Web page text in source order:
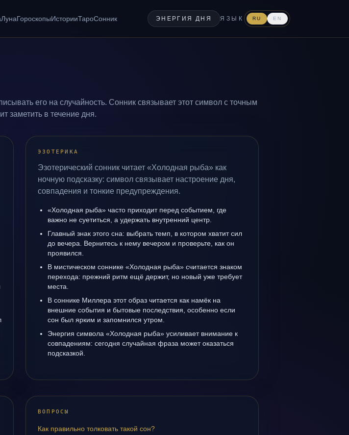
ЛунаГороскопыИсторииТароСонник ЭНЕРГИЯ ДНЯ ЯЗЫК RU EN
его на случайность. Сонник связывает этот символ с точным
заметить в течение дня.
ЭЗОТЕРИКА
Эзотерический сонник читает «Холодная рыба» как
ночную подсказку: символ связывает настроение дня,
совпадения и тонкие предупреждения.
«Холодная рыба» часто приходит перед событием, где
важно не суетиться, а удержать внутренний центр.
Главный знак этого сна: выбрать темп, в котором хватит сил
до вечера. Вернитесь к нему вечером и проверьте, как он
проявился.
В мистическом соннике «Холодная рыба» считается знаком
перехода: прежний ритм ещё держит, но новый уже требует
места.
В соннике Миллера этот образ читается как намёк на
внешние события и бытовые последствия, особенно если
сон был ярким и запомнился утром.
Энергия символа «Холодная рыба» усиливает внимание к
совпадениям: сегодня случайная фраза может оказаться
подсказкой.
ВОПРОСЫ
Как правильно толковать такой сон?